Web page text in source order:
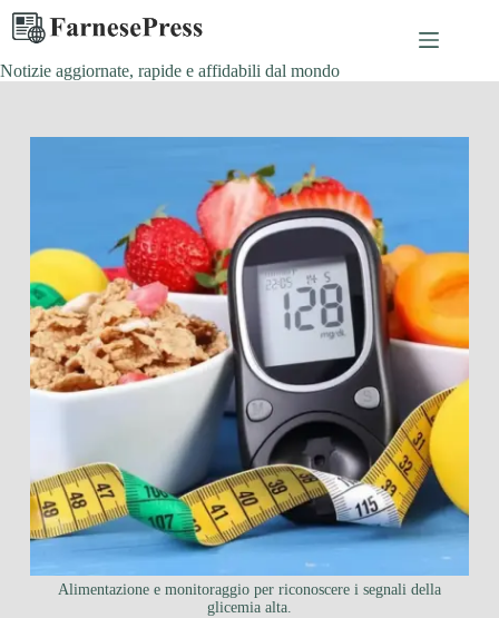
Salta
contenuto
Notizie aggiornate, rapide e affidabili dal mondo
Alimentazione e monitoraggio per riconoscere i segnali della
glicemia alta.